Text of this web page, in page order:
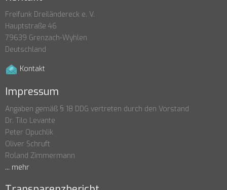
Freifunk Dreiländereck e. V.
Hauptstraße 46
79639 Grenzach-Wyhlen
Deutschland
Kontakt
Impressum
Angaben gemäß § 18 DDG vertreten durch den Vorstand
Dr. Tilo Levante
Peter Opuchlik
Oliver Schruft
Roland Zimmermann
... mehr